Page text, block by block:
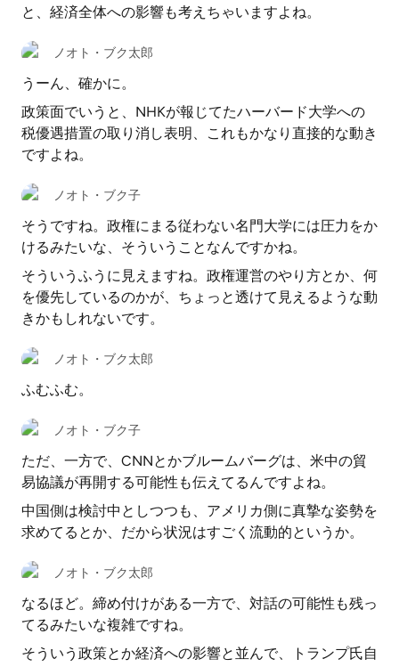
と、経済全体への影響も考えちゃいますよね。
ノオト・ブク太郎
うーん、確かに。
政策面でいうと、NHKが報じてたハーバード大学への
税優遇措置の取り消し表明、これもかなり直接的な動き
ですよね。
ノオト・ブク子
そうですね。政権にまる従わない名門大学には圧力をか
けるみたいな、そういうことなんですかね。
そういうふうに見えますね。政権運営のやり方とか、何
を優先しているのかが、ちょっと透けて見えるような動
きかもしれないです。
ノオト・ブク太郎
ふむふむ。
ノオト・ブク子
ただ、一方で、CNNとかブルームバーグは、米中の貿
易協議が再開する可能性も伝えてるんですよね。
中国側は検討中としつつも、アメリカ側に真摯な姿勢を
求めてるとか、だから状況はすごく流動的というか。
ノオト・ブク太郎
なるほど。締め付けがある一方で、対話の可能性も残っ
てるみたいな複雑ですね。
そういう政策とか経済への影響と並んで、トランプ氏自